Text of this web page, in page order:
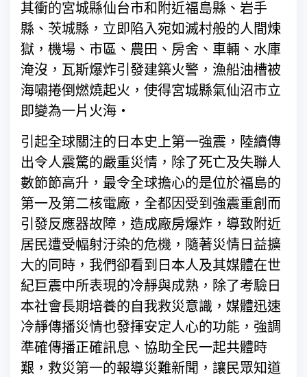
其衝的宮城縣仙台市和附近福島縣、岩手
縣、茨城縣，立即陷入宛如滅村般的人間煉
獄，機場、市區、農田、房舍、車輛、水庫
淹沒，瓦斯爆炸引發建築火警，漁船油槽被
海嘯捲倒燃燒起火，使得宮城縣氣仙沼市立
即變為一片火海‧
引起全球關注的日本史上第一強震，陸續傳
出令人震驚的嚴重災情，除了死亡及失聯人
數節節高升，最令全球擔心的是位於福島的
第一及第二核電廠，全都因受到強震重創而
引發反應器故障，造成廠房爆炸，導致附近
居民遭受幅射汙染的危機，隨著災情日益擴
大的同時，我們卻看到日本人及其媒體在世
紀巨震中所表現的冷靜與成熟，除了考驗日
本社會長期培養的自我救災意識，媒體迅速
冷靜傳播災情也發揮安定人心的功能，強調
準確傳播正確訊息、協助全民一起共體時
艱，救災第一的報導災難新聞，讓民眾知道